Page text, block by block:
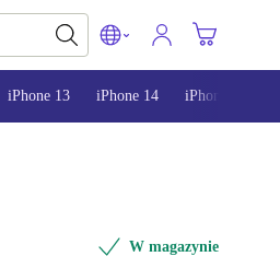
iPhone 13 iPhone 14 iPhone 15
W magazynie